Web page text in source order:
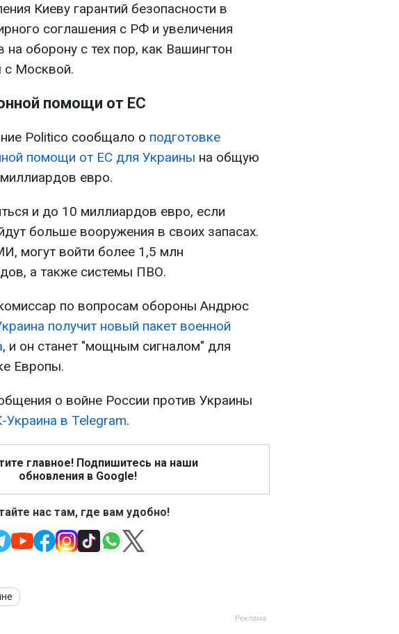
Киеву гарантий безопасности в
соглашения с РФ и увеличения
на оборону с тех пор, как Вашингтон
с Москвой.
помощи от ЕС
Politico сообщало о подготовке
помощи от ЕС для Украины на общую
евро.
и до 10 миллиардов евро, если
больше вооружения в своих запасах.
могут войти более 1,5 млн
а также системы ПВО.
по вопросам обороны Андрюс
получит новый пакет военной
, и он станет "мощным сигналом" для
Европы.
о войне России против Украины
Украина в Telegram.
главное! Подпишитесь на наши
обновления в Google!
нас там, где вам удобно!